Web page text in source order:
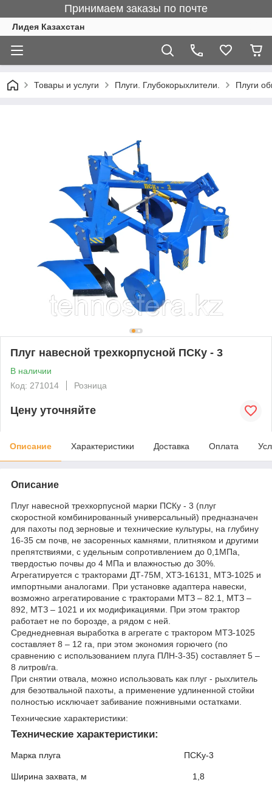
Принимаем заказы по почте
Лидея Казахстан
Товары и услуги Плуги. Глубокорыхлители. Плуги
Плуг навесной трехкорпусной ПСКу - 3
В наличии
Код: 271014
Розница
Цену уточняйте
Описание Характеристики Доставка Оплата
Описание
Плуг навесной трехкорпусной марки ПСКу - 3 (плуг
скоростной комбинированный универсальный) предназначен
для пахоты под зерновые и технические культуры, на глубину
16-35 см почв, не засоренных камнями, плитняком и другими
препятствиями, с удельным сопротивлением до 0,1МПа,
твердостью почвы до 4 МПа и влажностью до 30%.
Агрегатируется с тракторами ДТ-75М, ХТЗ-16131, МТЗ-1025 и
импортными аналогами. При установке адаптера навески,
возможно агрегатирование с тракторами МТЗ – 82.1, МТЗ –
892, МТЗ – 1021 и их модификациями. При этом трактор
работает не по борозде, а рядом с ней.
Среднедневная выработка в агрегате с трактором МТЗ-1025
составляет 8 – 12 га, при этом экономия горючего (по
сравнению с использованием плуга ПЛН-3-35) составляет 5 –
8 литров/га.
При снятии отвала, можно использовать как плуг - рыхлитель
для безотвальной пахоты, а применение удлиненной стойки
полностью исключает забивание пожнивными остатками.
Технические характеристики:
Технические характеристики:
Марка плуга ПCKу-3
Ширина захвата, м 1,8